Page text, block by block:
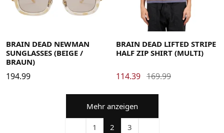
BRAIN DEAD NEWMAN
SUNGLASSES (BEIGE /
BRAUN)
194.99
Medium Small X-Large
BRAIN DEAD LIFTED STRIPE
HALF ZIP SHIRT (MULTI)
114.39 169.99
Mehr anzeigen
1 2 3